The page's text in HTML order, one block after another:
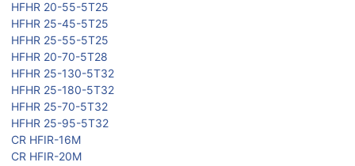
HFHR 20-55-5T25
HFHR 25-45-5T25
HFHR 25-55-5T25
HFHR 20-70-5T28
HFHR 25-130-5T32
HFHR 25-180-5T32
HFHR 25-70-5T32
HFHR 25-95-5T32
CR HFIR-16M
CR HFIR-20M